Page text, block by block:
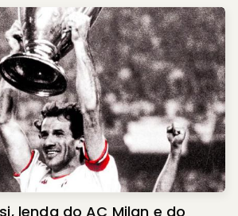
lenda do AC Milan e do